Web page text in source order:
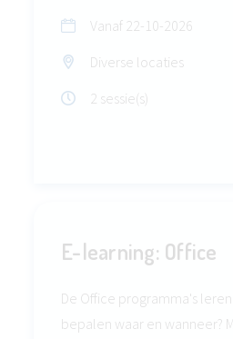
Vanaf 22-10-2026
Diverse locaties
2 sessie(s)
E-learning: Office
De Office programma's
bepalen waar en wanneer?